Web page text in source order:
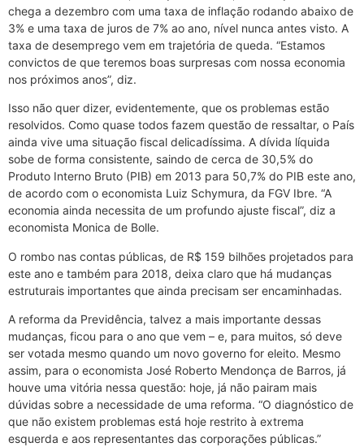
chega a dezembro com uma taxa de inflação rodando abaixo de
3% e uma taxa de juros de 7% ao ano, nível nunca antes visto. A
taxa de desemprego vem em trajetória de queda. “Estamos
convictos de que teremos boas surpresas com nossa economia
nos próximos anos”, diz.
Isso não quer dizer, evidentemente, que os problemas estão
resolvidos. Como quase todos fazem questão de ressaltar, o País
ainda vive uma situação fiscal delicadíssima. A dívida líquida
sobe de forma consistente, saindo de cerca de 30,5% do
Produto Interno Bruto (PIB) em 2013 para 50,7% do PIB este ano,
de acordo com o economista Luiz Schymura, da FGV Ibre. “A
economia ainda necessita de um profundo ajuste fiscal”, diz a
economista Monica de Bolle.
O rombo nas contas públicas, de R$ 159 bilhões projetados para
este ano e também para 2018, deixa claro que há mudanças
estruturais importantes que ainda precisam ser encaminhadas.
A reforma da Previdência, talvez a mais importante dessas
mudanças, ficou para o ano que vem – e, para muitos, só deve
ser votada mesmo quando um novo governo for eleito. Mesmo
assim, para o economista José Roberto Mendonça de Barros, já
houve uma vitória nessa questão: hoje, já não pairam mais
dúvidas sobre a necessidade de uma reforma. “O diagnóstico de
que não existem problemas está hoje restrito à extrema
esquerda e aos representantes das corporações públicas.”